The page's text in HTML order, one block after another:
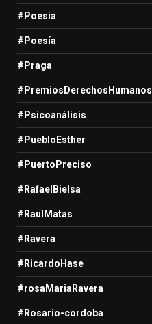
#Poesia
#Poesía
#Praga
#PremiosDerechosHumanos
#Psicoanálisis
#PuebloEsther
#PuertoPreciso
#RafaelBielsa
#RaulMatas
#Ravera
#RicardoHase
#rosaMariaRavera
#Rosario-cordoba